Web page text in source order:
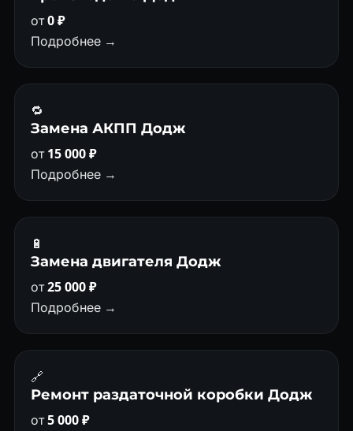
от0 ₽
Подробнее →
🔁
Замена АКПП Додж
от15 000 ₽
Подробнее →
🔋
Замена двигателя Додж
от25 000 ₽
Подробнее →
🔗
Ремонт раздаточной коробки Додж
от5 000 ₽